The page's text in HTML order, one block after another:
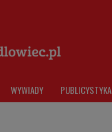
WYWIADY PUBLICYSTYKA